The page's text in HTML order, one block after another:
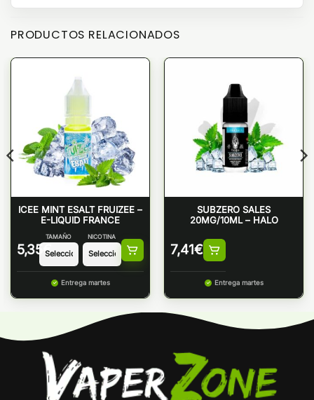
PRODUCTOS RELACIONADOS
ICEE MINT ESALT FRUIZEE –
E-LIQUID FRANCE
5,35 €
TAMAÑO NICOTINA
Entrega martes
SUBZERO SALES
20MG/10ML – HALO
7,41€
Entrega martes